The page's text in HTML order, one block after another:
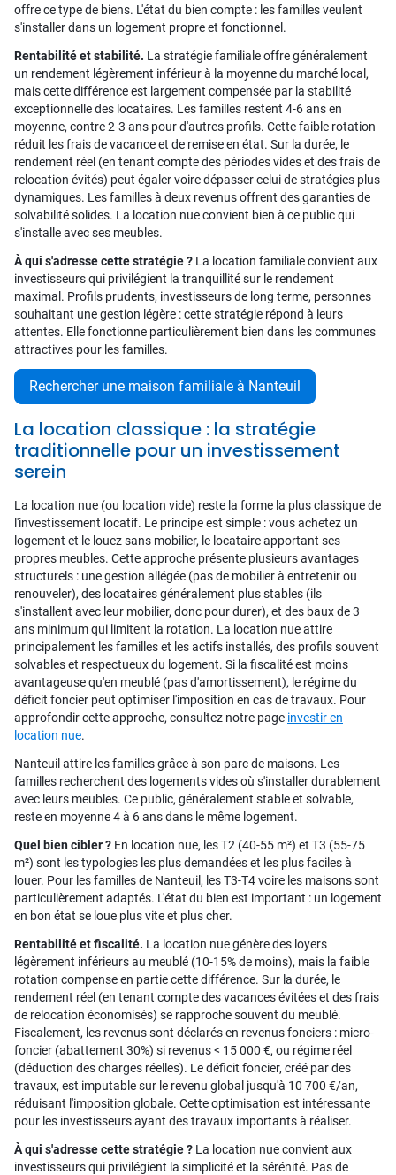
offre ce type de biens. L'état du bien compte : les familles veulent
s'installer dans un logement propre et fonctionnel.
Rentabilité et stabilité. La stratégie familiale offre généralement
un rendement légèrement inférieur à la moyenne du marché local,
mais cette différence est largement compensée par la stabilité
exceptionnelle des locataires. Les familles restent 4-6 ans en
moyenne, contre 2-3 ans pour d'autres profils. Cette faible rotation
réduit les frais de vacance et de remise en état. Sur la durée, le
rendement réel (en tenant compte des périodes vides et des frais de
relocation évités) peut égaler voire dépasser celui de stratégies plus
dynamiques. Les familles à deux revenus offrent des garanties de
solvabilité solides. La location nue convient bien à ce public qui
s'installe avec ses meubles.
À qui s'adresse cette stratégie ? La location familiale convient aux
investisseurs qui privilégient la tranquillité sur le rendement
maximal. Profils prudents, investisseurs de long terme, personnes
souhaitant une gestion légère : cette stratégie répond à leurs
attentes. Elle fonctionne particulièrement bien dans les communes
attractives pour les familles.
Rechercher une maison familiale à Nanteuil
La location classique : la stratégie
traditionnelle pour un investissement
serein
La location nue (ou location vide) reste la forme la plus classique de
l'investissement locatif. Le principe est simple : vous achetez un
logement et le louez sans mobilier, le locataire apportant ses
propres meubles. Cette approche présente plusieurs avantages
structurels : une gestion allégée (pas de mobilier à entretenir ou
renouveler), des locataires généralement plus stables (ils
s'installent avec leur mobilier, donc pour durer), et des baux de 3
ans minimum qui limitent la rotation. La location nue attire
principalement les familles et les actifs installés, des profils souvent
solvables et respectueux du logement. Si la fiscalité est moins
avantageuse qu'en meublé (pas d'amortissement), le régime du
déficit foncier peut optimiser l'imposition en cas de travaux. Pour
approfondir cette approche, consultez notre page investir en
location nue.
Nanteuil attire les familles grâce à son parc de maisons. Les
familles recherchent des logements vides où s'installer durablement
avec leurs meubles. Ce public, généralement stable et solvable,
reste en moyenne 4 à 6 ans dans le même logement.
Quel bien cibler ? En location nue, les T2 (40-55 m²) et T3 (55-75
m²) sont les typologies les plus demandées et les plus faciles à
louer. Pour les familles de Nanteuil, les T3-T4 voire les maisons sont
particulièrement adaptés. L'état du bien est important : un logement
en bon état se loue plus vite et plus cher.
Rentabilité et fiscalité. La location nue génère des loyers
légèrement inférieurs au meublé (10-15% de moins), mais la faible
rotation compense en partie cette différence. Sur la durée, le
rendement réel (en tenant compte des vacances évitées et des frais
de relocation économisés) se rapproche souvent du meublé.
Fiscalement, les revenus sont déclarés en revenus fonciers : micro-
foncier (abattement 30%) si revenus < 15 000 €, ou régime réel
(déduction des charges réelles). Le déficit foncier, créé par des
travaux, est imputable sur le revenu global jusqu'à 10 700 €/an,
réduisant l'imposition globale. Cette optimisation est intéressante
pour les investisseurs ayant des travaux importants à réaliser.
À qui s'adresse cette stratégie ? La location nue convient aux
investisseurs qui privilégient la simplicité et la sérénité. Pas de